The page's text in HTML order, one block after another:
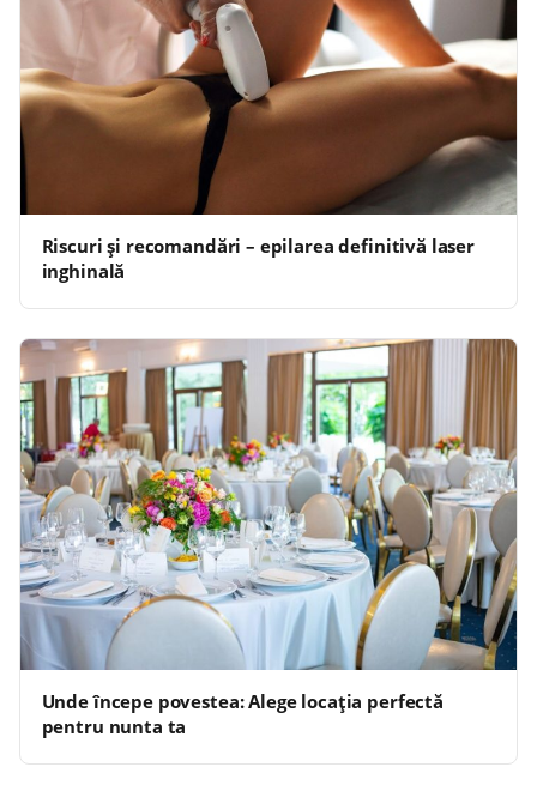
Riscuri și recomandări – epilarea definitivă laser
inghinală
Unde începe povestea: Alege locația perfectă
pentru nunta ta